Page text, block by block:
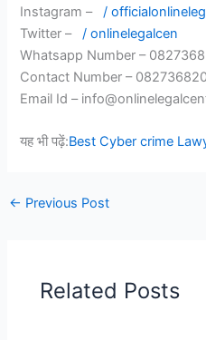
Instagram –
/
Twitter –
/ onlinelegalcen
Whatsapp Number –
Contact Number –
Email Id –
यह भीपढ़ें:Best Cyber crime
← Previous Post
Related Posts